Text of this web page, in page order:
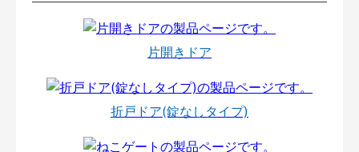
片開きドア
折戸ドア(錠なしタイプ)